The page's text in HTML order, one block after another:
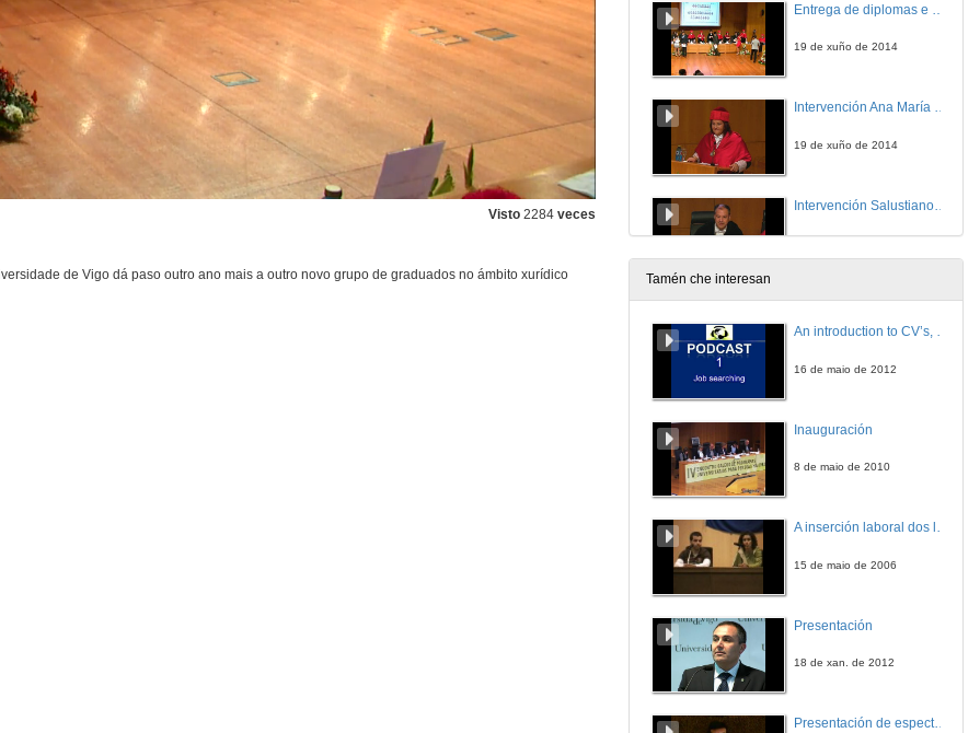
Visto 2284 veces
de Vigo dá paso outro ano mais a outro novo grupo de graduados no ámbito xurídico
19 de xuño de 2014
Intervención Ana María Pita Grandal
19 de xuño de 2014
Tamén che interesan
An introduction to CV’s, letters, and job searching
16 de maio de 2012
Inauguración
8 de maio de 2010
A inserción laboral dos licenciados en Ciencias do Mar: a carreira investigadora
15 de maio de 2006
Presentación
18 de xan. de 2012
Presentación de espectro-radiómetros ASD